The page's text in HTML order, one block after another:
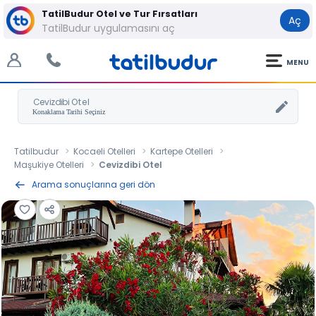
TatilBudur Otel ve Tur Fırsatları
TatilBudur uygulamasını aç
Aç
MENU
Cevizdibi Otel
Tatilbudur Kocaeli Otelleri
Kartepe Otelleri
Maşukiye Otelleri
Cevizdibi Otel
Arama sonuçlarına geri dön